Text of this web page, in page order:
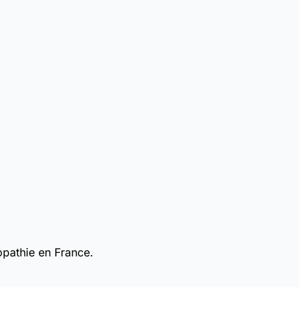
en France.